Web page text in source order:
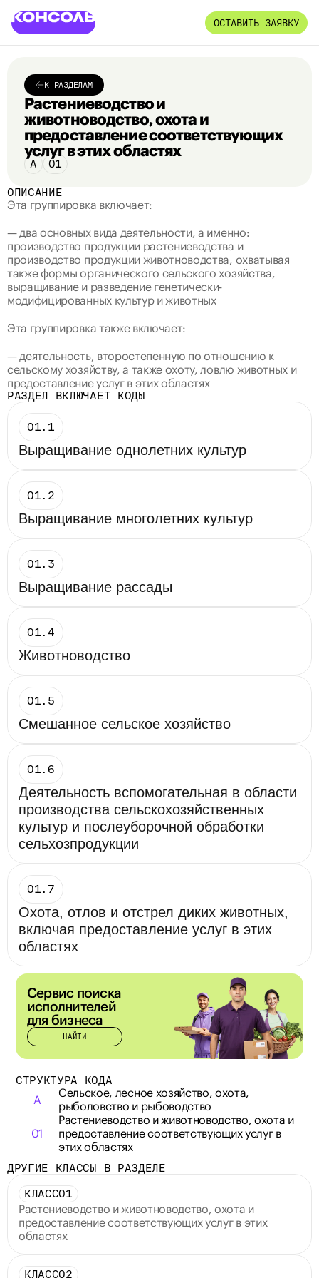
ОСТАВИТЬ ЗАЯВКУ
К РАЗДЕЛАМ
Растениеводство и
животноводство, охота и
предоставление соответствующих
услуг в этих областях
A 01
ОПИСАНИЕ
Эта группировка включает:
— два основных вида деятельности, а именно:
производство продукции растениеводства и
производство продукции животноводства, охватывая
также формы органического сельского хозяйства,
выращивание и разведение генетически-
модифицированных культур и животных
Эта группировка также включает:
— деятельность, второстепенную по отношению к
сельскому хозяйству, а также охоту, ловлю животных и
предоставление услуг в этих областях
РАЗДЕЛ ВКЛЮЧАЕТ КОДЫ
01.1
Выращивание однолетних культур
01.2
Выращивание многолетних культур
01.3
Выращивание рассады
01.4
Животноводство
01.5
Смешанное сельское хозяйство
01.6
Деятельность вспомогательная в области
производства сельскохозяйственных
культур и послеуборочной обработки
сельхозпродукции
01.7
Охота, отлов и отстрел диких животных,
включая предоставление услуг в этих
областях
Сервис поиска
исполнителей
для бизнеса
НАЙТИ
СТРУКТУРА КОДА
A
Сельское, лесное хозяйство, охота,
рыболовство и рыбоводство
01
Растениеводство и животноводство, охота и
предоставление соответствующих услуг в
этих областях
ДРУГИЕ КЛАССЫ В РАЗДЕЛЕ
КЛАСС01
Растениеводство и животноводство, охота и
предоставление соответствующих услуг в этих
областях
КЛАСС02